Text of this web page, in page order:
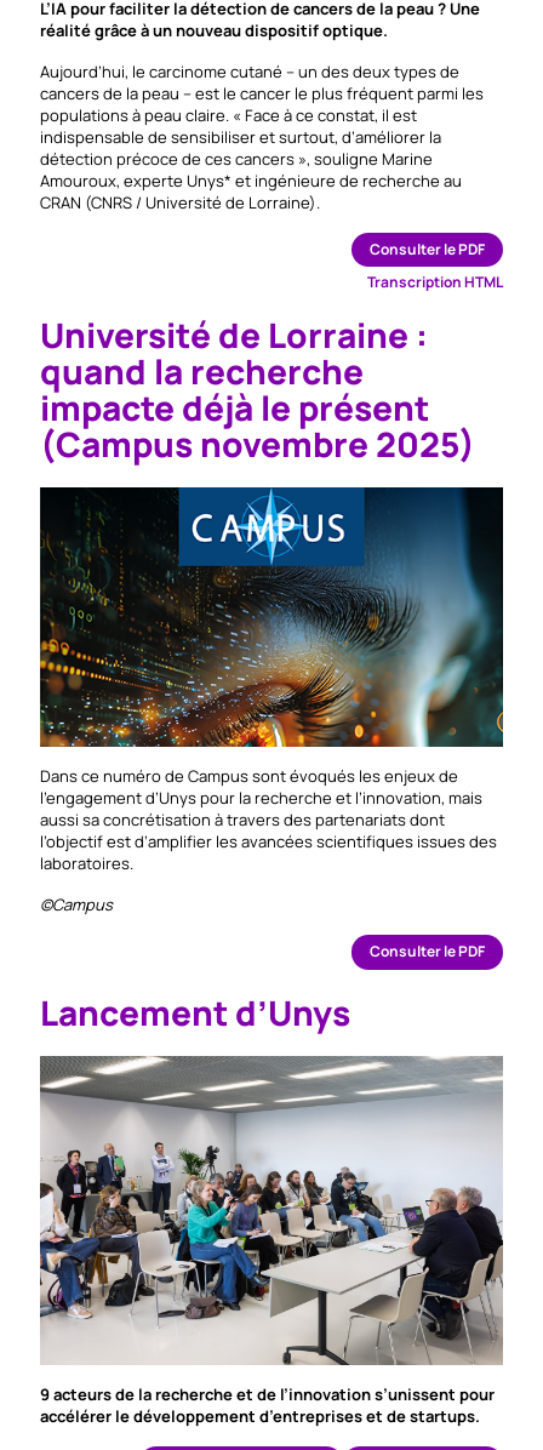
L’IA pour faciliter la détection de cancers de la peau ? Une
réalité grâce à un nouveau dispositif optique.
Aujourd’hui, le carcinome cutané – un des deux types de
cancers de la peau – est le cancer le plus fréquent parmi les
populations à peau claire. « Face à ce constat, il est
indispensable de sensibiliser et surtout, d’améliorer la
détection précoce de ces cancers », souligne Marine
Amouroux, experte Unys* et ingénieure de recherche au
CRAN (CNRS / Université de Lorraine).
Consulter le PDF
Transcription HTML
Université de Lorraine :
quand la recherche
impacte déjà le présent
(Campus novembre 2025)
Dans ce numéro de Campus sont évoqués les enjeux de
l’engagement d’Unys pour la recherche et l’innovation, mais
aussi sa concrétisation à travers des partenariats dont
l’objectif est d’amplifier les avancées scientifiques issues des
laboratoires.
©Campus
Consulter le PDF
Lancement d’Unys
9 acteurs de la recherche et de l’innovation s’unissent pour
accélérer le développement d’entreprises et de startups.